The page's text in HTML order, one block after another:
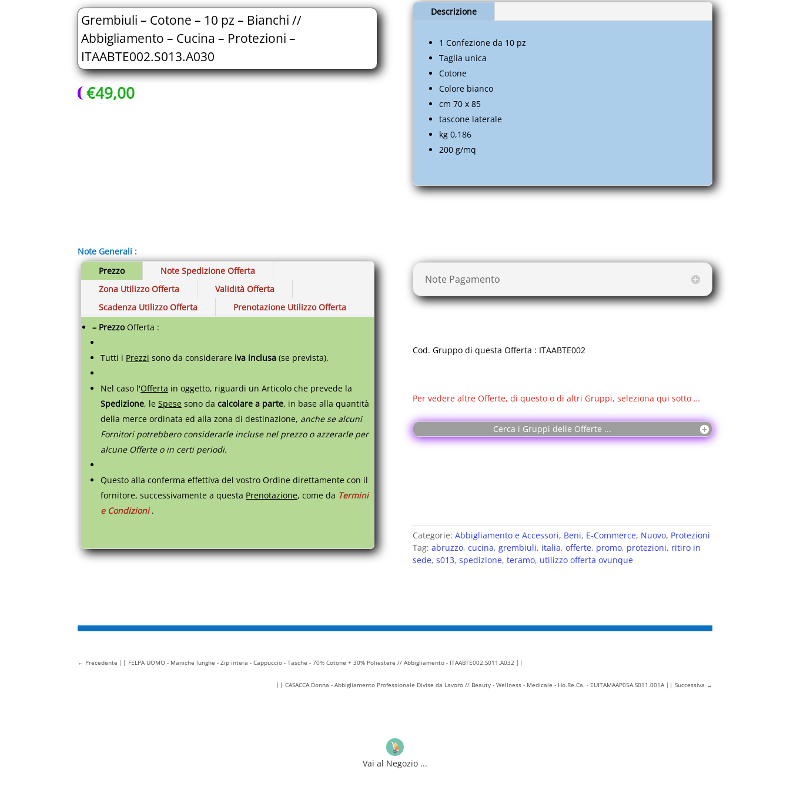
Abbigliamento
-
Protezioni
ITAABTE002.S013.A030
quantità
Grembiuli – Cotone – 10 pz – Bianchi //
Abbigliamento – Cucina – Protezioni –
ITAABTE002.S013.A030
€49,00
Descrizione
1 Confezione da 10 pz
Taglia unica
Cotone
Colore bianco
cm 70 x 85
tascone laterale
kg 0,186
200 g/mq
Note Generali :
Prezzo
Note Spedizione Offerta
Zona Utilizzo Offerta
Validità Offerta
Scadenza Utilizzo Offerta
Prenotazione Utilizzo Offerta
– PrezzoOfferta :
Tutti i Prezzi sono da considerare iva inclusa (se prevista).
Nel caso l'Offerta in oggetto, riguardi un Articolo che prevede la
Spedizione, le Spese sono da calcolare a parte, in base alla quantità
della merce ordinata ed alla zona di destinazione, anche se alcuni
Fornitori potrebbero considerarle incluse nel prezzo o azzerarle per
alcune Offerte o in certi periodi.
Questo alla conferma effettiva del vostro Ordine direttamente con il
fornitore, successivamente a questa Prenotazione, come da Termini
e Condizioni.
Note Pagamento
Cod. Gruppo di questa Offerta : ITAABTE002
Per vedere altre Offerte, di questo o di altri Gruppi, seleziona qui sotto …
Cerca i Gruppi delle Offerte ...
Categorie: Abbigliamento e Accessori, Beni, E-Commerce, Nuovo, Protezioni
Tag: abruzzo, cucina, grembiuli, italia, offerte, promo, protezioni, ritiro in
sede, s013, spedizione, teramo, utilizzo offerta ovunque
← Precedente || FELPA UOMO - Maniche lunghe - Zip intera - Cappuccio - Tasche - 70% Cotone + 30% Poliestere // Abbigliamento - ITAABTE002.S011.A032 ||
|| CASACCA Donna - Abbigliamento Professionale Divise da Lavoro // Beauty - Wellness - Medicale - Ho.Re.Ca. - EUITAMAAP05A.S011.001A || Successiva →
Vai al Negozio ...